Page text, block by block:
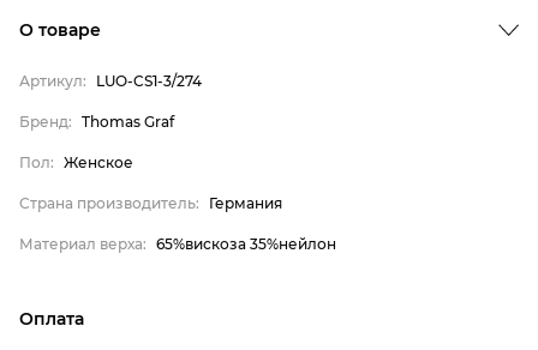
Страна производитель
Материал верха
О товаре
Артикул: LUO-CS1-3/274
Бренд: Thomas Graf
Пол: Женское
Страна производитель: Германия
Материал верха: 65%вискоза 35%нейлон
Оплата